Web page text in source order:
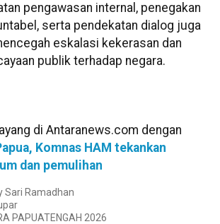
pengawasan internal, penegakan
serta pendekatan dialog juga
eskalasi kekerasan dan
publik terhadap negara.
di Antaranews.com dengan
Komnas HAM tekankan
dan pemulihan
Sari Ramadhan
PAPUATENGAH 2026